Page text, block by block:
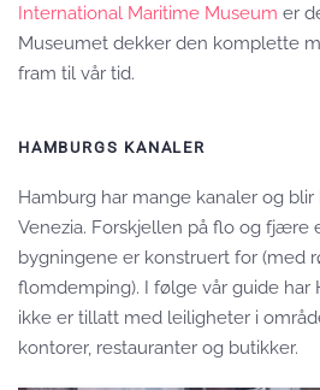
International Maritime Museum er
Museumet dekker den komplette
fram til vår tid.
HAMBURGS KANALER
Hamburg har mange kanaler og blir
Venezia. Forskjellen på flo og fjære
bygningene er konstruert for (med
flomdemping). I følge vår guide
ikke er tillatt med leiligheter i
kontorer, restauranter og butikker.